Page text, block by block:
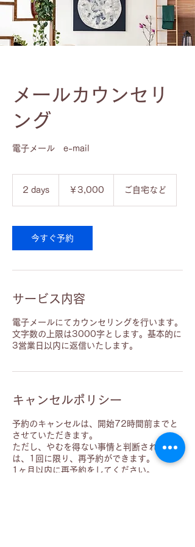
メールカウンセリ
ング
電子メール e-mail
2 days
y
s
￥3,000 ご自宅など
今すぐ予約
サービス内容
電子メールにてカウンセリングを行います。
文字数の上限は3000字とします。基本的に
3営業日以内に返信いたします。
キャンセルポリシー
予約のキャンセルは、開始72時間前までと
させていただきます。
ただし、やむを得ない事情と判断される場合
は、1回に限り、再予約ができます。
1ヶ月以内に再予約をしてください。